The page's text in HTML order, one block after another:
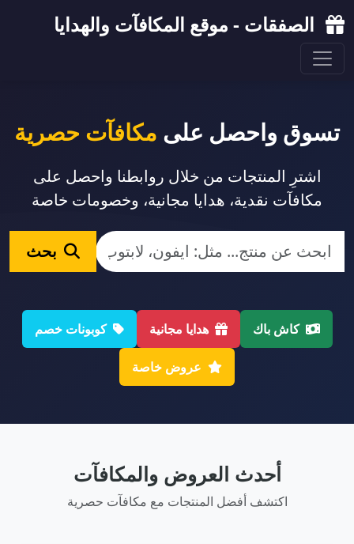
الصفقات - موقع المكافآت والهدايا
تسوق واحصل على مكافآت حصرية
اشترِ المنتجات من خلال روابطنا واحصل على
مكافآت نقدية، هدايا مجانية، وخصومات خاصة
بحث
كاش باك هدايا مجانية كوبونات خصم
عروض خاصة
أحدث العروض والمكافآت
اكتشف أفضل المنتجات مع مكافآت حصرية